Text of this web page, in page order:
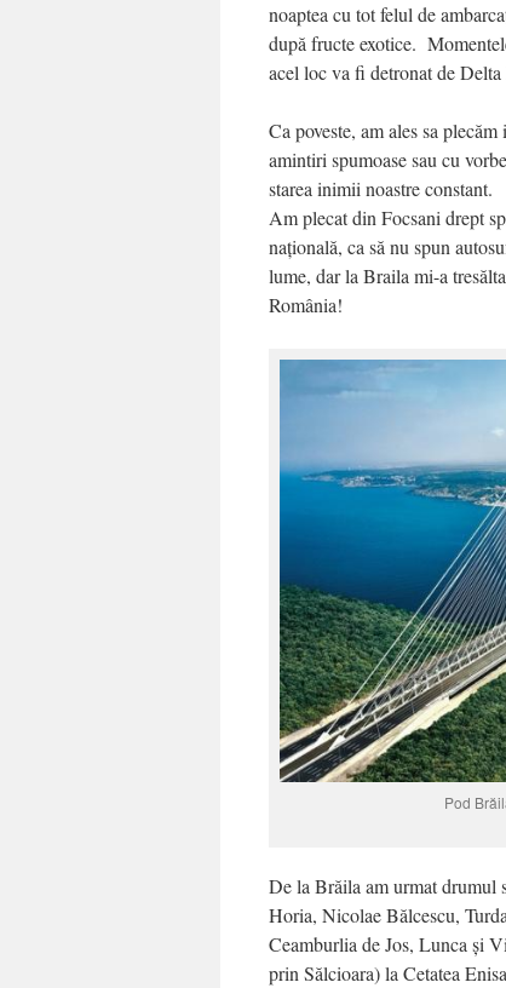
noaptea cu tot felul de
după fructe exotice.
acel loc va fi detronat de
Ca poveste, am ales sa
amintiri spumoase sau cu
starea inimii noastre constant.
Am plecat din Focsani drept
națională, ca să nu spun
lume, dar la Braila mi-a
România!
Pod
De la Brăila am urmat drumul
Horia, Nicolae Bălcescu,
Ceamburlia de Jos, Lunca și
prin Sălcioara) la Cetatea